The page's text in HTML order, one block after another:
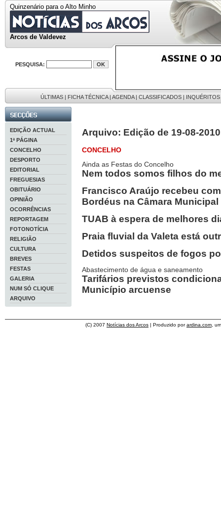
Quinzenário para o Alto Minho
Arcos de Valdevez
PESQUISA:
ÚLTIMAS | FICHA TÉCNICA| AGENDA| CLASSIFICADOS | INQUÉRITOS
EDIÇÃO ACTUAL
1ª PÁGINA
CONCELHO
DESPORTO
EDITORIAL
FREGUESIAS
OBITUÁRIO
OPINIÃO
OCORRÊNCIAS
REPORTAGEM
FOTONOTÍCIA
RELIGIÃO
CULTURA
BREVES
FESTAS
GALERIA
NUM SÓ CLIQUE
ARQUIVO
Arquivo: Edição de 19-08-2010
CONCELHO
Ainda as Festas do Concelho
Nem todos somos filhos do
Francisco Araújo recebeu
Bordéus na Câmara Municipal
TUAB à espera de melhores
Praia fluvial da Valeta está
Detidos suspeitos de fogos
Abastecimento de água e saneamento
Tarifários previstos
Município arcuense
(C) 2007 Notícias dos Arcos | Produzido porardina.com ,